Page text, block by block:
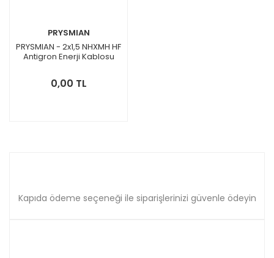
PRYSMIAN
PRYSMIAN - 2x1,5 NHXMH HF
Antigron Enerji Kablosu
0,00 TL
Kapıda ödeme seçeneği ile siparişlerinizi güvenle ödeyin